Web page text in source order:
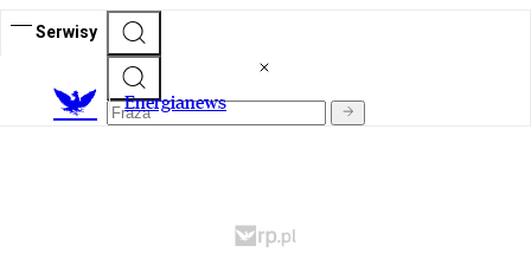
Serwisy
Energianews